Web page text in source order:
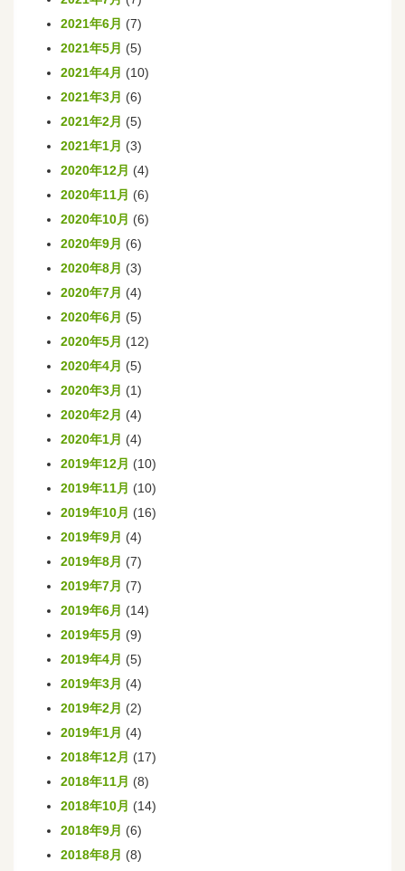
2021年6月 (7)
2021年5月 (5)
2021年4月 (10)
2021年3月 (6)
2021年2月 (5)
2021年1月 (3)
2020年12月 (4)
2020年11月 (6)
2020年10月 (6)
2020年9月 (6)
2020年8月 (3)
2020年7月 (4)
2020年6月 (5)
2020年5月 (12)
2020年4月 (5)
2020年3月 (1)
2020年2月 (4)
2020年1月 (4)
2019年12月 (10)
2019年11月 (10)
2019年10月 (16)
2019年9月 (4)
2019年8月 (7)
2019年7月 (7)
2019年6月 (14)
2019年5月 (9)
2019年4月 (5)
2019年3月 (4)
2019年2月 (2)
2019年1月 (4)
2018年12月 (17)
2018年11月 (8)
2018年10月 (14)
2018年9月 (6)
2018年8月 (8)